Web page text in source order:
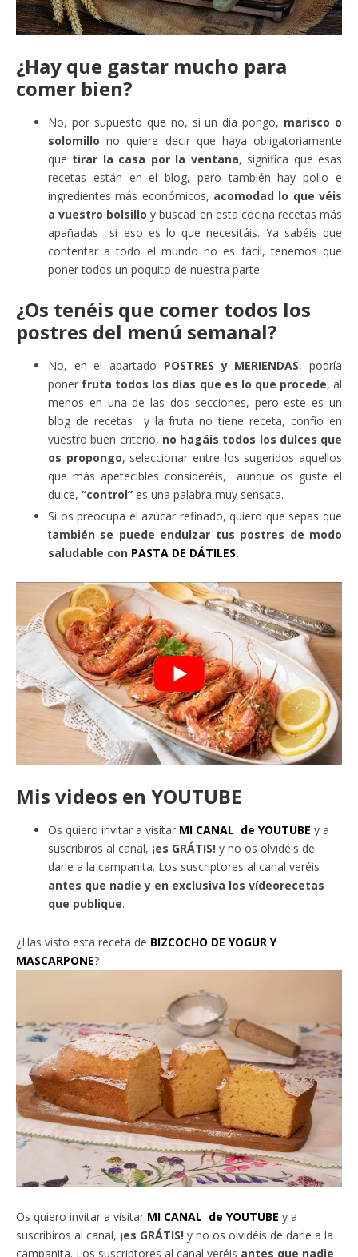
¿Hay que gastar mucho para
comer bien?
No, por supuesto que no, si un día pongo, marisco o
solomillo no quiere decir que haya obligatoriamente
que tirar la casa por la ventana, significa que esas
recetas están en el blog, pero también hay pollo e
ingredientes más económicos, acomodad lo que véis
a vuestro bolsillo y buscad en esta cocina recetas más
apañadas si eso es lo que necesitáis. Ya sabéis que
contentar a todo el mundo no es fácil, tenemos que
poner todos un poquito de nuestra parte.
¿Os tenéis que comer todos los
postres del menú semanal?
No, en el apartado POSTRES y MERIENDAS, podría
poner fruta todos los días que es lo que procede, al
menos en una de las dos secciones, pero este es un
blog de recetas y la fruta no tiene receta, confío en
vuestro buen criterio, no hagáis todos los dulces que
os propongo, seleccionar entre los sugeridos aquellos
que más apetecibles consideréis, aunque os guste el
dulce, “control” es una palabra muy sensata.
Si os preocupa el azúcar refinado, quiero que sepas que
también se puede endulzar tus postres de modo
saludable con PASTA DE DÁTILES.
Mis videos en YOUTUBE
Os quiero invitar a visitar MI CANAL de YOUTUBE y a
suscribiros al canal, ¡es GRÁTIS! y no os olvidéis de
darle a la campanita. Los suscriptores al canal veréis
antes que nadie y en exclusiva los vídeorecetas
que publique.
¿Has visto esta receta de BIZCOCHO DE YOGUR Y
MASCARPONE?
Os quiero invitar a visitar MI CANAL de YOUTUBE y a
suscribiros al canal, ¡es GRÁTIS! y no os olvidéis de darle a la
campanita. Los suscriptores al canal veréis antes que nadie